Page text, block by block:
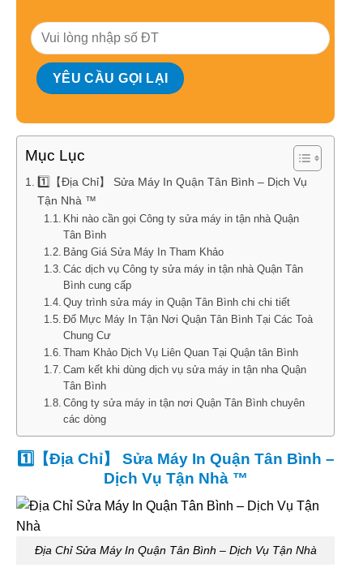
Mục Lục
1️⃣【Địa Chỉ】 Sửa Máy In Quận Tân Bình – Dịch Vụ
Tận Nhà ™
Khi nào cần gọi Công ty sửa máy in tận nhà Quận
Tân Bình
Bảng Giá Sửa Máy In Tham Khảo
Các dịch vụ Công ty sửa máy in tận nhà Quận Tân
Bình cung cấp
Quy trình sửa máy in Quận Tân Bình chi chi tiết
Đổ Mực Máy In Tận Nơi Quận Tân Bình Tại Các Toà
Chung Cư
Tham Khảo Dịch Vụ Liên Quan Tại Quận tân Bình
Cam kết khi dùng dịch vụ sửa máy in tận nha Quận
Tân Bình
Công ty sửa máy in tận nơi Quận Tân Bình chuyên
các dòng
1️⃣【Địa Chỉ】 Sửa Máy In Quận Tân Bình –
Dịch Vụ Tận Nhà ™
Địa Chỉ Sửa Máy In Quận Tân Bình – Dịch Vụ Tận Nhà